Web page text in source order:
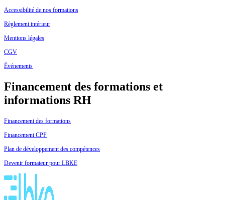
Accessibilité de nos formations
Règlement intérieur
Mentions légales
CGV
Événements
Financement des formations et
informations RH
Financement des formations
Financement CPF
Plan de développement des compétences
Devenir formateur pour LBKE